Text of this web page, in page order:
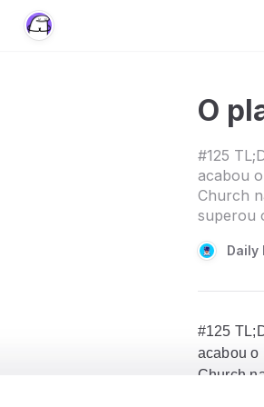
O
#125
acabou
Church
superou
Daily
#125
acabou o
Church
superou